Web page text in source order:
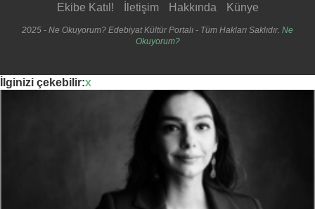
Ekibe Katıl! İletişim Hakkında Künye
2025 - Ne Okuyorum? Edebiyat Kültür Portalı - Tüm Hakları Saklıdır. Ne
Okuyorum?
İlginizi çekebilir:x